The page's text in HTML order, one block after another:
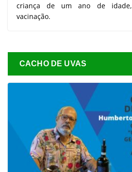
criança de um ano de
vacinação.
CACHO DE UVAS